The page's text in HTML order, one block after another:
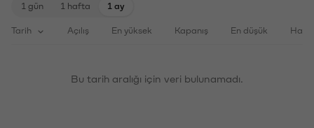
1 gün 1 hafta 1 ay
Tarih Açılış En yüksek Kapanış En düşük
Bu tarih aralığı için veri bulunamadı.